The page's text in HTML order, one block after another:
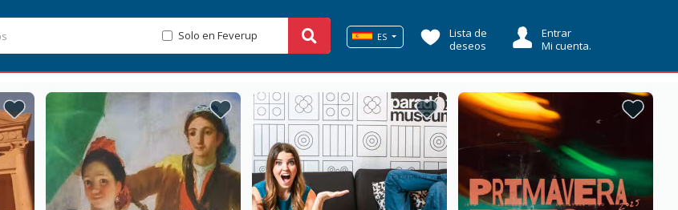
Solo en Feverup ES
Lista de
deseos
Entrar
Mi cuenta.